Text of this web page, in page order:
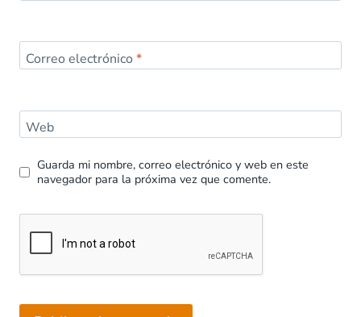
Correo electrónico *
Web
Guarda mi nombre, correo electrónico y web en este
navegador para la próxima vez que comente.